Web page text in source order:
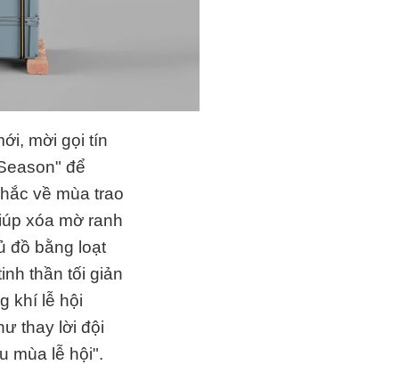
mời gọi tín
để
về mùa trao
xóa mờ ranh
đồ bằng loạt
thần tối giản
khí lễ hội
thay lời đội
mùa lễ hội".